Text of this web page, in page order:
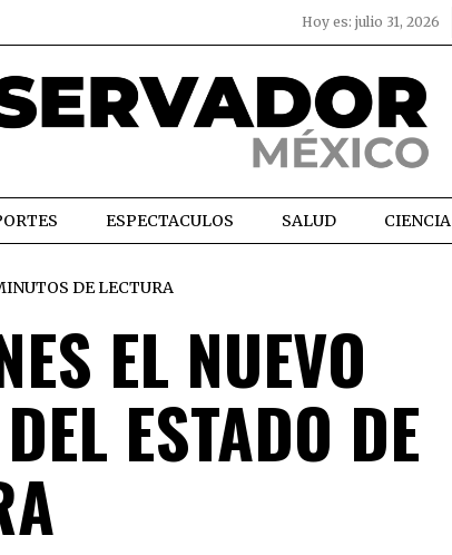
Hoy es: julio 31, 2026
ESPECTACULOS SALUD CIENCIA
DE LECTURA
EL NUEVO
ESTADO DE